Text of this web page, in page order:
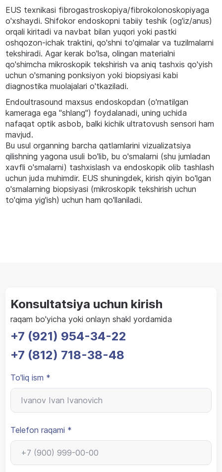
EUS texnikasi fibrogastroskopiya/fibrokolonoskopiyaga
o'xshaydi. Shifokor endoskopni tabiiy teshik (og'iz/anus)
orqali kiritadi va navbat bilan yuqori yoki pastki
oshqozon-ichak traktini, qo'shni to'qimalar va tuzilmalarni
tekshiradi. Agar kerak bo'lsa, olingan materialni
qo'shimcha mikroskopik tekshirish va aniq tashxis qo'yish
uchun o'smaning ponksiyon yoki biopsiyasi kabi
diagnostika muolajalari o'tkaziladi.
Endoultrasound maxsus endoskopdan (o'rnatilgan
kameraga ega "shlang") foydalanadi, uning uchida
nafaqat optik asbob, balki kichik ultratovush sensori ham
mavjud.
Bu usul organning barcha qatlamlarini vizualizatsiya
qilishning yagona usuli bo'lib, bu o'smalarni (shu jumladan
xavfli o'smalarni) tashxislash va endoskopik olib tashlash
uchun juda muhimdir. EUS shuningdek, kirish qiyin bo'lgan
o'smalarning biopsiyasi (mikroskopik tekshirish uchun
to'qima yig'ish) uchun ham qo'llaniladi.
Konsultatsiya uchun kirish
raqam bo'yicha yoki onlayn shakl yordamida
+7 (921) 954-34-22
+7 (812) 718-38-48
To'liq ism *
Telefon raqami *